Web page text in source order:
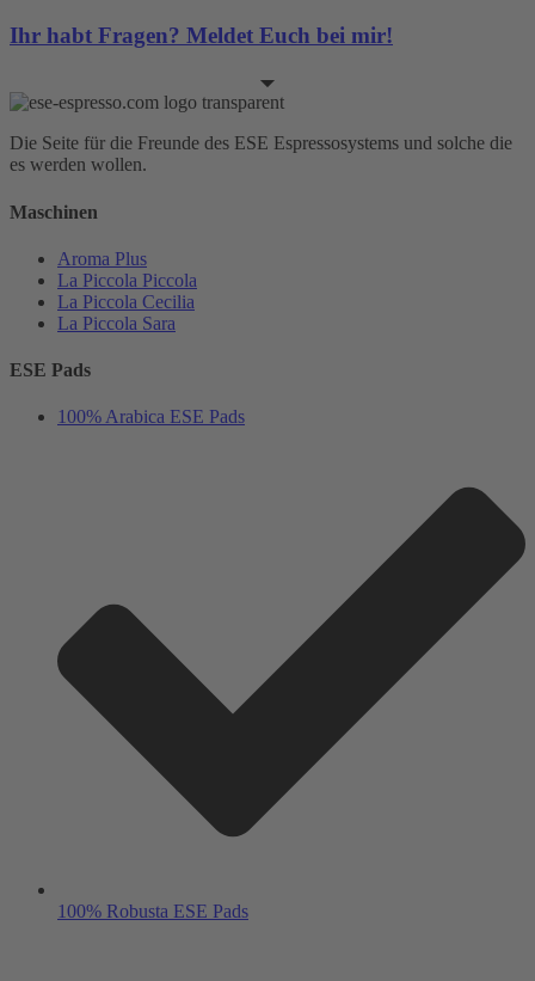
Ihr habt Fragen? Meldet Euch bei mir!
Die Seite für die Freunde des ESE Espressosystems und solche die
es werden wollen.
Maschinen
Aroma Plus
La Piccola Piccola
La Piccola Cecilia
La Piccola Sara
ESE Pads
100% Arabica ESE Pads
100% Robusta ESE Pads